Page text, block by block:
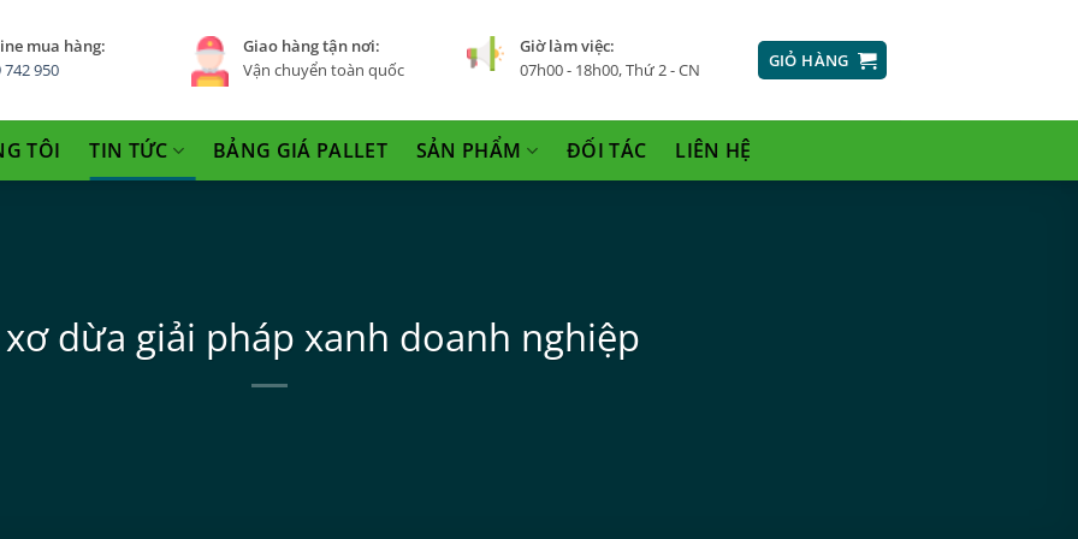
mua hàng:
742 950
Giao hàng tận nơi:
Vận chuyển toàn quốc
Giờ làm việc:
07h00 - 18h00, Thứ 2 - CN
GIỎ HÀNG
TÔI TIN TỨC BẢNG GIÁ PALLET SẢN PHẨM ĐỐI TÁC LIÊN HỆ
xơ dừa giải pháp xanh doanh nghiệp